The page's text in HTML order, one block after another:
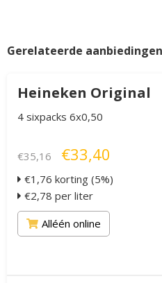
Gerelateerde aanbiedingen
Heineken Original
4 sixpacks 6x0,50
€35,16 €33,40
€1,76 korting (5%)
€2,78 per liter
Alléén online